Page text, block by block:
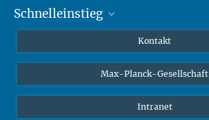
Mastodon
Schnelleinstieg
Schüler*innen
Kontakt
Max-Planck-Gesellschaft
Intranet